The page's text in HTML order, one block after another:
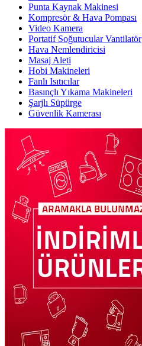
Punta Kaynak Makinesi
Kompresör & Hava Pompası
Video Kamera
Portatif Soğutucular Vantilatör
Hava Nemlendiricisi
Masaj Aleti
Hobi Makineleri
Fanlı Isıtıcılar
Basınçlı Yıkama Makineleri
Şarjlı Süpürge
Güvenlik Kamerası